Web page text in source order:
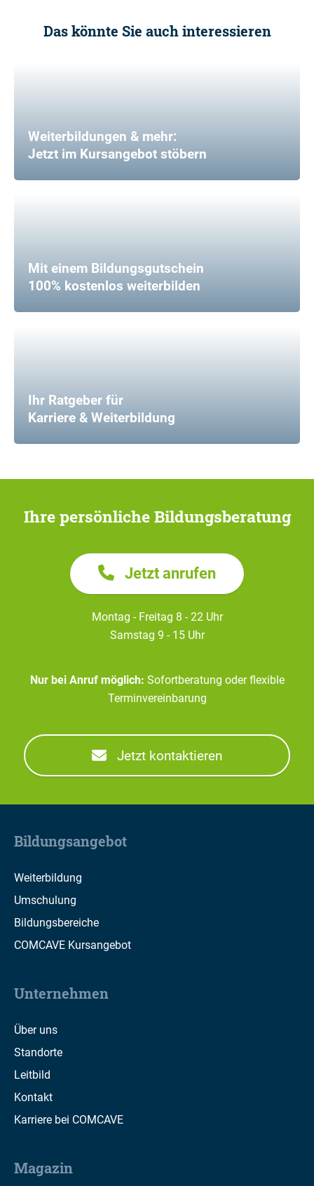
Das könnte Sie auch interessieren
Weiterbildungen & mehr:
Jetzt im Kursangebot stöbern
Mit einem Bildungsgutschein
100% kostenlos weiterbilden
Ihr Ratgeber für
Karriere & Weiterbildung
Ihre persönliche Bildungsberatung
Jetzt anrufen
Montag - Freitag 8 - 22 Uhr
Samstag 9 - 15 Uhr
Nur bei Anruf möglich: Sofortberatung oder flexible
Terminvereinbarung
Jetzt kontaktieren
Bildungsangebot
Weiterbildung
Umschulung
Bildungsbereiche
COMCAVE Kursangebot
Unternehmen
Über uns
Standorte
Leitbild
Kontakt
Karriere bei COMCAVE
Magazin